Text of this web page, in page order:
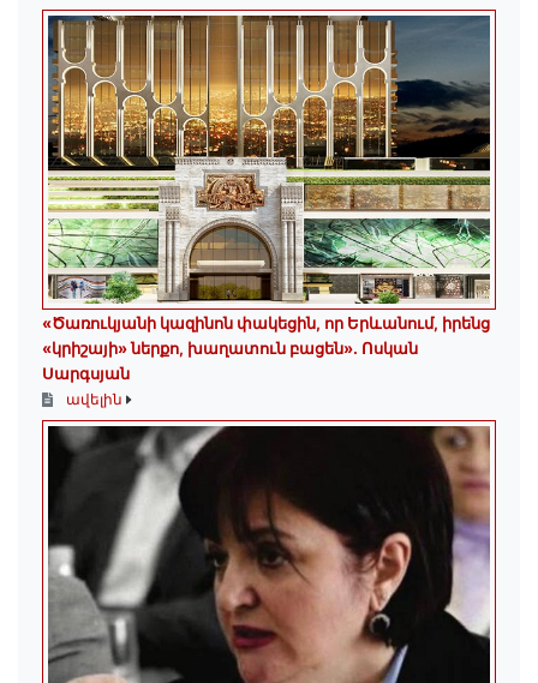
«Ծառուկյանի կազինոն փակեցին, որ Երևանում, իրենց
«կրիշայի» ներքո, խաղատուն բացեն»․ Ոսկան
Սարգսյան
ավելին